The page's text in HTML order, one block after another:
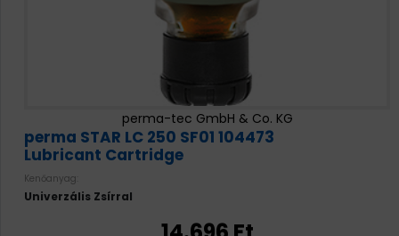
perma-tec GmbH & Co. KG
perma STAR LC 250 SF01 104473
Lubricant Cartridge
Kenőanyag:
Univerzális Zsírral